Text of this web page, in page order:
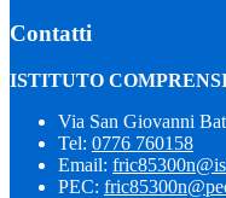
Contatti
ISTITUTO
Via San Giovanni
Tel: 0776 760158
Email:
PEC: